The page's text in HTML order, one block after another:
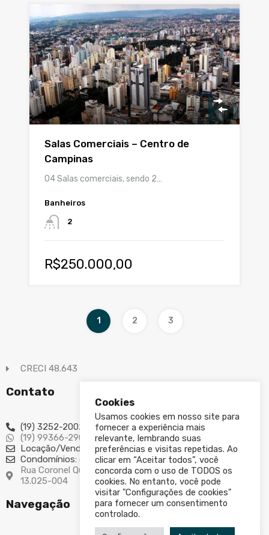
Salas Comerciais – Centro de
Campinas
04 Salas comerciais, sendo 2…
Banheiros
2
R$250.000,00
1 2 3
CRECI 48.643
Contato
(19) 3252-2002
(19) 99366-2907
Locação/Vendas: imoveis@kassima.com.br
Condomínios: condominio@kassima.com.br
Rua Coronel Quirino, 116 – Cambuí - Campinas/SP - CEP
13.025-004
Navegação
Cookies
Usamos cookies em nosso site para
fornecer a experiência mais
relevante, lembrando suas
preferências e visitas repetidas. Ao
clicar em “Aceitar todos”, você
concorda com o uso de TODOS os
cookies. No entanto, você pode
visitar "Configurações de cookies"
para fornecer um consentimento
controlado.